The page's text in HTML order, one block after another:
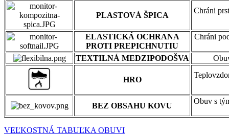
PLASTOVÁ ŠPICA
Chráni
ELASTICKÁ OCHRANA
PROTI PREPICHNUTIU
Chráni
TEXTILNÁ MEDZIPODOŠVA
HRO
BEZ OBSAHU KOVU
Obuv s
VEĽKOSTNÁ TABUĽKA OBUVI